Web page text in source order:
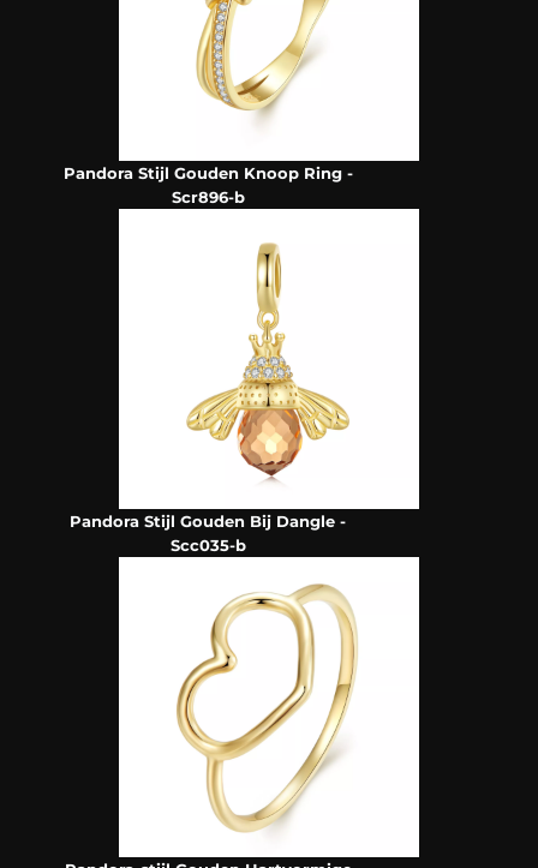
Pandora Stijl Gouden Knoop Ring -
Scr896-b
Pandora Stijl Gouden Bij Dangle -
Scc035-b